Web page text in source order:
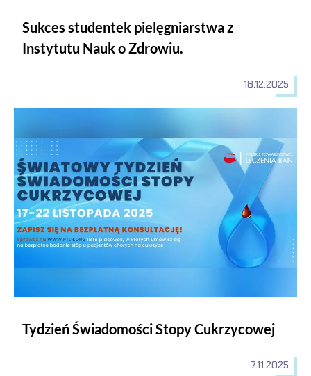
Sukces studentek pielęgniarstwa z
Instytutu Nauk o Zdrowiu.
18.12.2025
Tydzień Świadomości Stopy Cukrzycowej
7.11.2025